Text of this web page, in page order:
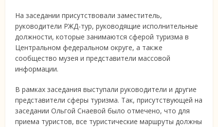
На заседании присутствовали заместитель,
руководители РЖД-тур, руководящие исполнительные
должности, которые занимаются сферой туризма в
Центральном федеральном округе, а также
сообщество музея и представители массовой
информации.
В рамках заседания выступали руководители и другие
представители сферы туризма. Так, присутствующей на
заседании Ольгой Снаевой было отмечено, что для
приема туристов, все туристические маршруты должны